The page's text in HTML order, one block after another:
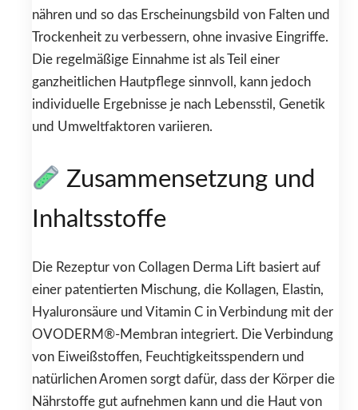
nähren und so das Erscheinungsbild von Falten und
Trockenheit zu verbessern, ohne invasive Eingriffe.
Die regelmäßige Einnahme ist als Teil einer
ganzheitlichen Hautpflege sinnvoll, kann jedoch
individuelle Ergebnisse je nach Lebensstil, Genetik
und Umweltfaktoren variieren.
Zusammensetzung und
Inhaltsstoffe
Die Rezeptur von Collagen Derma Lift basiert auf
einer patentierten Mischung, die Kollagen, Elastin,
Hyaluronsäure und Vitamin C in Verbindung mit der
OVODERM®-Membran integriert. Die Verbindung
von Eiweißstoffen, Feuchtigkeitsspendern und
natürlichen Aromen sorgt dafür, dass der Körper die
Nährstoffe gut aufnehmen kann und die Haut von